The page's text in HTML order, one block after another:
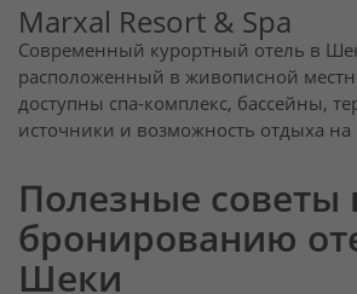
Marxal Resort & Spa
Современный курортный отель в
расположенный в живописной
доступны спа-комплекс, бассейны,
источники и возможность отдыха на
Полезные советы
бронированию
Шеки